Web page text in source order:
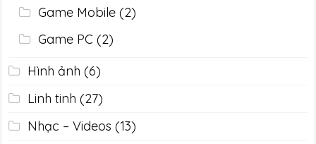
Game Mobile(2)
Game PC (2)
Hình ảnh (6)
Linh tinh (27)
Nhạc – Videos (13)